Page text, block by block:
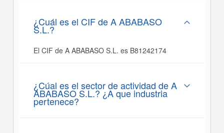
¿Cuál es el CIF de A ABABASO
S.L.?
El CIF de A ABABASO S.L. es B81242174
¿Cúal es el sector de actividad de A
ABABASO S.L.? ¿A que industria
pertenece?